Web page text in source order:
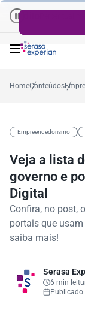
Percentual médio no
de Crédito |
HomeConteúdos
Empreendedorismo
Veja a lista
governo e
Digital
Confira, no post,
portais que
saiba mais!
Serasa
6 min